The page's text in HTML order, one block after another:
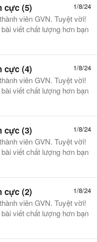
1/8/24
cực (5)
viên GVN. Tuyệt vời!
viết chất lượng hơn bạn
1/8/24
cực (4)
viên GVN. Tuyệt vời!
viết chất lượng hơn bạn
1/8/24
cực (3)
viên GVN. Tuyệt vời!
viết chất lượng hơn bạn
1/8/24
cực (2)
viên GVN. Tuyệt vời!
viết chất lượng hơn bạn